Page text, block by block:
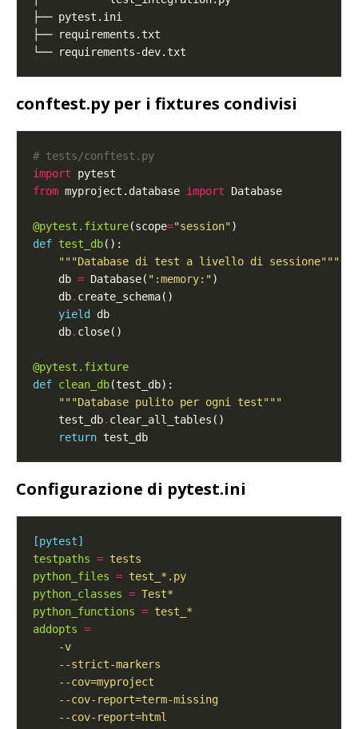
conftest.py per i fixtures condivisi
# tests/conftest.py
import
from myproject.database import
@pytest.fixture(scope="session"
def test_db
"""Database di test a livello di sessione"""
    db
= Database( ":memory:"
    db
.
yield
    db
.
@pytest.fixture
def clean_db
"""Database pulito per ogni test"""
    test_db
.
return
Configurazione di pytest.ini
[pytest]
testpaths = tests
python_files = test_*.py
python_classes = Test*
python_functions = test_*
addopts =
    --cov-report=html